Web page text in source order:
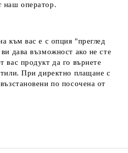
наш оператор.
към вас е с опция "преглед
дава възможност ако не сте
вас продукт да го върнете
При директно плащане с
по посочена от